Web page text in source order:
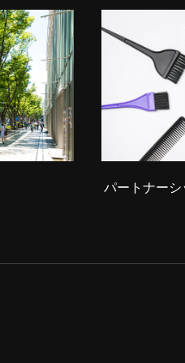
パートナー